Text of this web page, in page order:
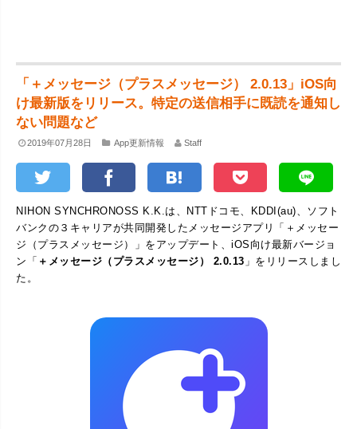
「＋メッセージ（プラスメッセージ） 2.0.13」iOS向
け最新版をリリース。特定の送信相手に既読を通知し
ない問題など
2019年07月28日 App更新情報 Staff
NIHON SYNCHRONOSS K.K.は、NTTドコモ、KDDI(au)、ソフト
バンクの３キャリアが共同開発したメッセージアプリ「＋メッセー
ジ（プラスメッセージ）」をアップデート、iOS向け最新バージョ
ン「 ＋メッセージ（プラスメッセージ） 2.0.13 」をリリースしまし
た。